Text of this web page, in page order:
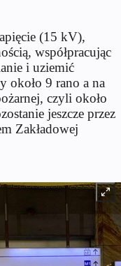
(15 kV),
współpracując
i uziemić
około 9 rano a na
czyli około
jeszcze przez
Zakładowej